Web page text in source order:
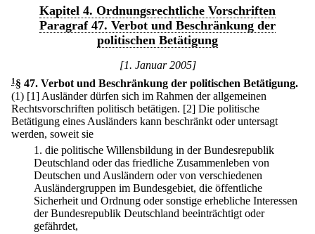
Kapitel 4. Ordnungsrechtliche Vorschriften
Paragraf 47. Verbot und Beschränkung der
politischen Betätigung
[1. Januar 2005]
1 § 47. Verbot und Beschränkung der politischen Betätigung.
(1) [1] Ausländer dürfen sich im Rahmen der allgemeinen
Rechtsvorschriften politisch betätigen. [2] Die politische
Betätigung eines Ausländers kann beschränkt oder untersagt
werden, soweit sie
1. die politische Willensbildung in der Bundesrepublik
Deutschland oder das friedliche Zusammenleben von
Deutschen und Ausländern oder von verschiedenen
Ausländergruppen im Bundesgebiet, die öffentliche
Sicherheit und Ordnung oder sonstige erhebliche Interessen
der Bundesrepublik Deutschland beeinträchtigt oder
gefährdet,